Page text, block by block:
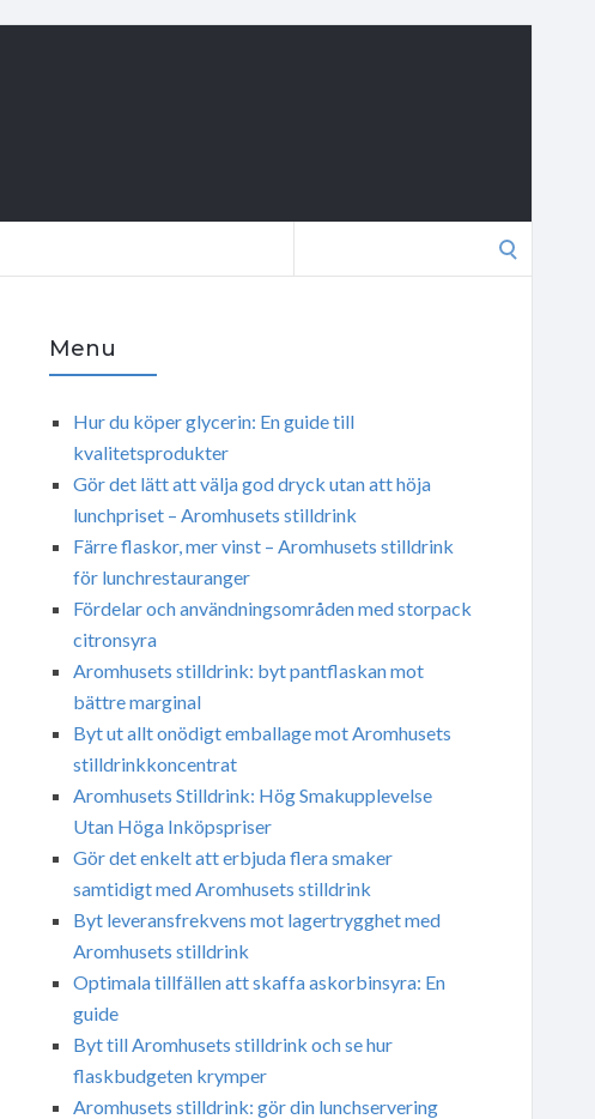
Menu
Hur du köper glycerin: En guide till
kvalitetsprodukter
Gör det lätt att välja god dryck utan att höja
lunchpriset – Aromhusets stilldrink
Färre flaskor, mer vinst – Aromhusets stilldrink
för lunchrestauranger
Fördelar och användningsområden med storpack
citronsyra
Aromhusets stilldrink: byt pantflaskan mot
bättre marginal
Byt ut allt onödigt emballage mot Aromhusets
stilldrinkkoncentrat
Aromhusets Stilldrink: Hög Smakupplevelse
Utan Höga Inköpspriser
Gör det enkelt att erbjuda flera smaker
samtidigt med Aromhusets stilldrink
Byt leveransfrekvens mot lagertrygghet med
Aromhusets stilldrink
Optimala tillfällen att skaffa askorbinsyra: En
guide
Byt till Aromhusets stilldrink och se hur
flaskbudgeten krymper
Aromhusets stilldrink: gör din lunchservering